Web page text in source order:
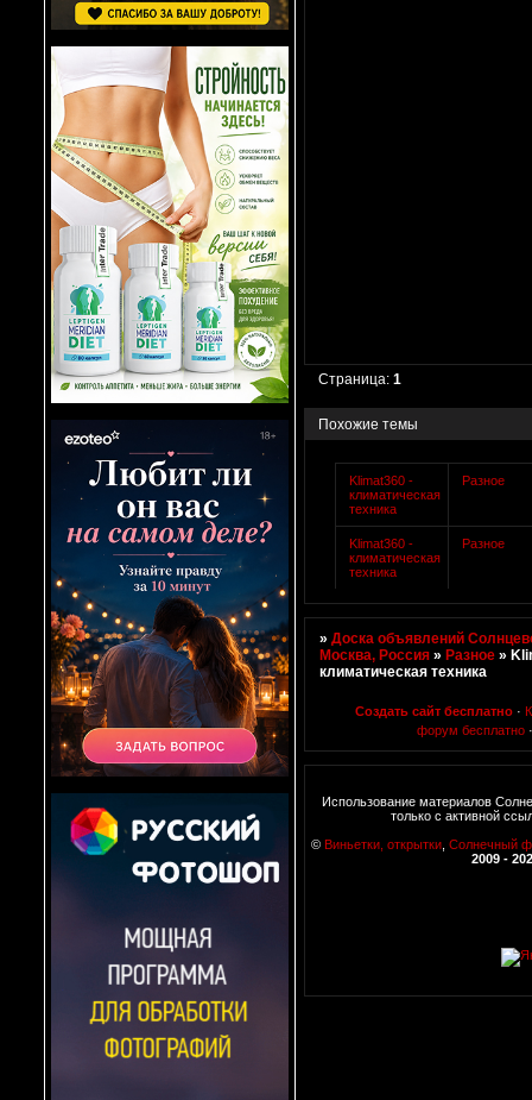
Страница:1
Похожие темы
Klimat360 -
климатическая
техника
Разное
Klimat360 -
климатическая
техника
Разное
»Доска объявлений
Москва, Россия »Разное »
климатическая техника
Создать сайт бесплатно ·
форум бесплатно
Использование материалов
только с активной
© Виньетки, открытки, Солнечный
2009 -